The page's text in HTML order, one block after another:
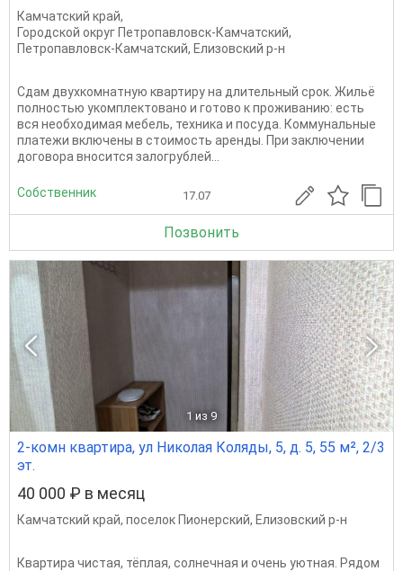
Камчатский край,
Городской округ Петропавловск-Камчатский,
Петропавловск-Камчатский, Елизовский р-н
Сдам двухкомнатную квартиру на длительный срок. Жильё
полностью укомплектовано и готово к проживанию: есть
вся необходимая мебель, техника и посуда. Коммунальные
платежи включены в стоимость аренды. При заключении
договора вносится залогрублей...
Собственник 17.07
Позвонить
1 из 9
2-комн квартира, ул Николая Коляды, 5, д. 5, 55 м², 2/3
эт.
40 000 ₽ в месяц
Камчатский край, поселок Пионерский, Елизовский р-н
Квартира чистая, тёплая, солнечная и очень уютная. Рядом